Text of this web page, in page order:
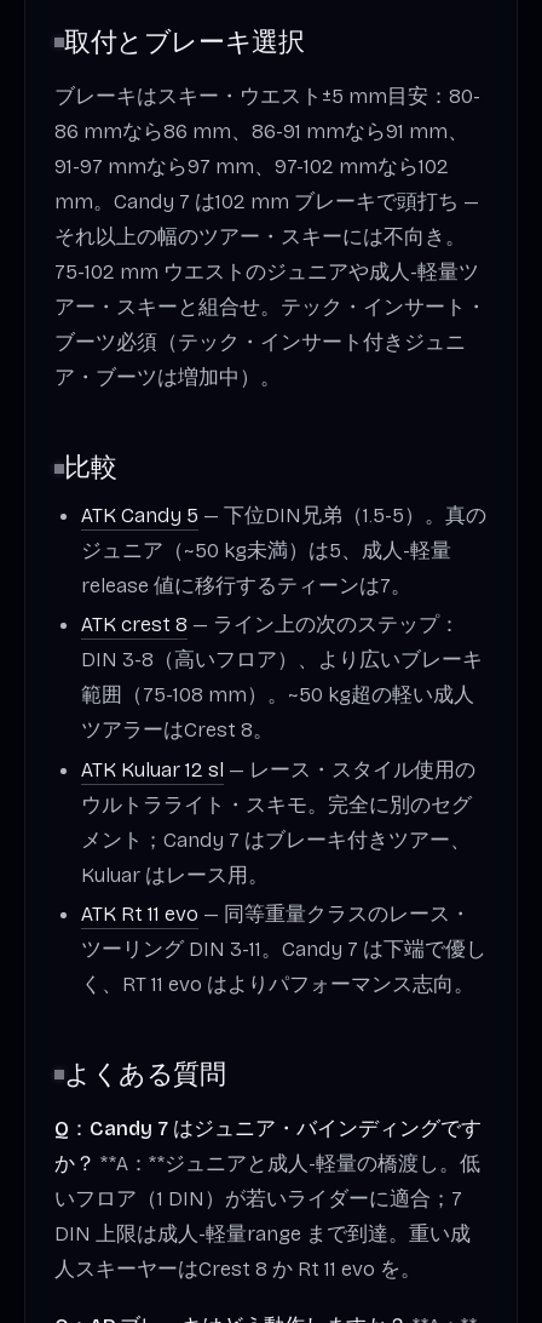
取付とブレーキ選択
ブレーキはスキー・ウエスト±5 mm目安：80-
86 mmなら86 mm、86-91 mmなら91 mm、
91-97 mmなら97 mm、97-102 mmなら102
mm。Candy 7 は102 mm ブレーキで頭打ち —
それ以上の幅のツアー・スキーには不向き。
75-102 mm ウエストのジュニアや成人-軽量ツ
アー・スキーと組合せ。テック・インサート・
ブーツ必須（テック・インサート付きジュニ
ア・ブーツは増加中）。
比較
ATK Candy 5 — 下位DIN兄弟（1.5-5）。真の
ジュニア（~50 kg未満）は5、成人-軽量
release 値に移行するティーンは7。
ATK crest 8 — ライン上の次のステップ：
DIN 3-8（高いフロア）、より広いブレーキ
範囲（75-108 mm）。~50 kg超の軽い成人
ツアラーはCrest 8。
ATK Kuluar 12 sl — レース・スタイル使用の
ウルトラライト・スキモ。完全に別のセグ
メント；Candy 7 はブレーキ付きツアー、
Kuluar はレース用。
ATK Rt 11 evo — 同等重量クラスのレース・
ツーリング DIN 3-11。Candy 7 は下端で優し
く、RT 11 evo はよりパフォーマンス志向。
よくある質問
Q：Candy 7 はジュニア・バインディングです
か？ **A：**ジュニアと成人-軽量の橋渡し。低
いフロア（1 DIN）が若いライダーに適合；7
DIN 上限は成人-軽量range まで到達。重い成
人スキーヤーはCrest 8 か Rt 11 evo を。